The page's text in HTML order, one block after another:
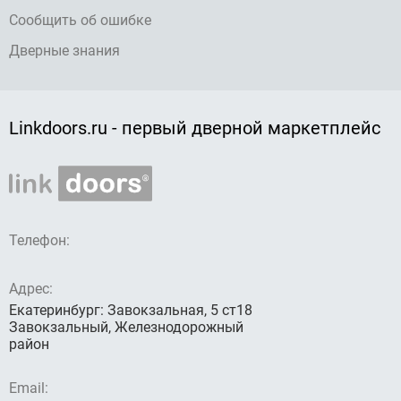
Сообщить об ошибке
Дверные знания
Linkdoors.ru - первый дверной маркетплейс
Телефон:
Адрес:
Екатеринбург: Завокзальная, 5 ст18
Завокзальный, Железнодорожный
район
Email: